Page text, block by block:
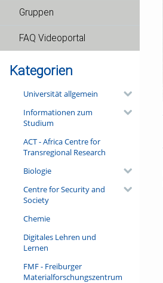
Gruppen
FAQ Videoportal
Kategorien
Universität allgemein
Informationen zum
Studium
ACT - Africa Centre for
Transregional Research
Biologie
Centre for Security and
Society
Chemie
Digitales Lehren und
Lernen
FMF - Freiburger
Materialforschungszentrum